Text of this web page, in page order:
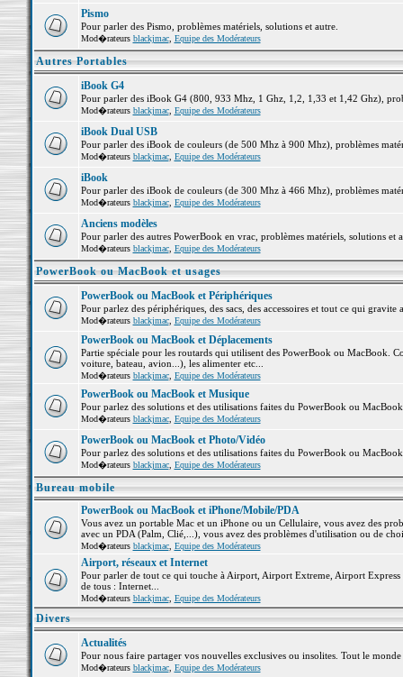
Pismo
Pour parler des Pismo, problèmes matériels, solutions et autre.
Mod�rateurs blackjmac, Equipe des Modérateurs
Autres Portables
iBook G4
Pour parler des iBook G4 (800, 933 Mhz, 1 Ghz, 1,2, 1,33 et 1,42 Ghz),
Mod�rateurs blackjmac, Equipe des Modérateurs
iBook Dual USB
Pour parler des iBook de couleurs (de 500 Mhz à 900 Mhz), problèmes
Mod�rateurs blackjmac, Equipe des Modérateurs
iBook
Pour parler des iBook de couleurs (de 300 Mhz à 466 Mhz), problèmes
Mod�rateurs blackjmac, Equipe des Modérateurs
Anciens modèles
Pour parler des autres PowerBook en vrac, problèmes matériels, solutions et
Mod�rateurs blackjmac, Equipe des Modérateurs
PowerBook ou MacBook et usages
PowerBook ou MacBook et Périphériques
Pour parlez des périphériques, des sacs, des accessoires et tout ce qui
Mod�rateurs blackjmac, Equipe des Modérateurs
PowerBook ou MacBook et Déplacements
Partie spéciale pour les routards qui utilisent des PowerBook ou MacBook.
voiture, bateau, avion...), les alimenter etc...
Mod�rateurs blackjmac, Equipe des Modérateurs
PowerBook ou MacBook et Musique
Pour parlez des solutions et des utilisations faites du PowerBook ou
Mod�rateurs blackjmac, Equipe des Modérateurs
PowerBook ou MacBook et Photo/Vidéo
Pour parlez des solutions et des utilisations faites du PowerBook ou
Mod�rateurs blackjmac, Equipe des Modérateurs
Bureau mobile
PowerBook ou MacBook et iPhone/Mobile/PDA
Vous avez un portable Mac et un iPhone ou un Cellulaire, vous avez des
avec un PDA (Palm, Clié,...), vous avez des problèmes d'utilisation ou de
Mod�rateurs blackjmac, Equipe des Modérateurs
Airport, réseaux et Internet
Pour parler de tout ce qui touche à Airport, Airport Extreme, Airport
de tous : Internet...
Mod�rateurs blackjmac, Equipe des Modérateurs
Divers
Actualités
Pour nous faire partager vos nouvelles exclusives ou insolites. Tout le
Mod�rateurs blackjmac, Equipe des Modérateurs